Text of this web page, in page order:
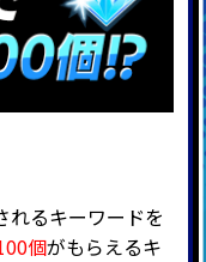
れるキーワードを
個がもらえるキ